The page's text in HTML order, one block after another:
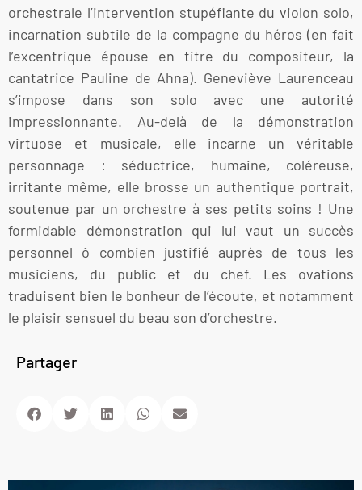
orchestrale l’intervention stupéfiante du violon solo,
incarnation subtile de la compagne du héros (en fait
l’excentrique épouse en titre du compositeur, la
cantatrice Pauline de Ahna). Geneviève Laurenceau
s’impose dans son solo avec une autorité
impressionnante. Au-delà de la démonstration
virtuose et musicale, elle incarne un véritable
personnage : séductrice, humaine, coléreuse,
irritante même, elle brosse un authentique portrait,
soutenue par un orchestre à ses petits soins ! Une
formidable démonstration qui lui vaut un succès
personnel ô combien justifié auprès de tous les
musiciens, du public et du chef. Les ovations
traduisent bien le bonheur de l’écoute, et notamment
le plaisir sensuel du beau son d’orchestre.
Partager